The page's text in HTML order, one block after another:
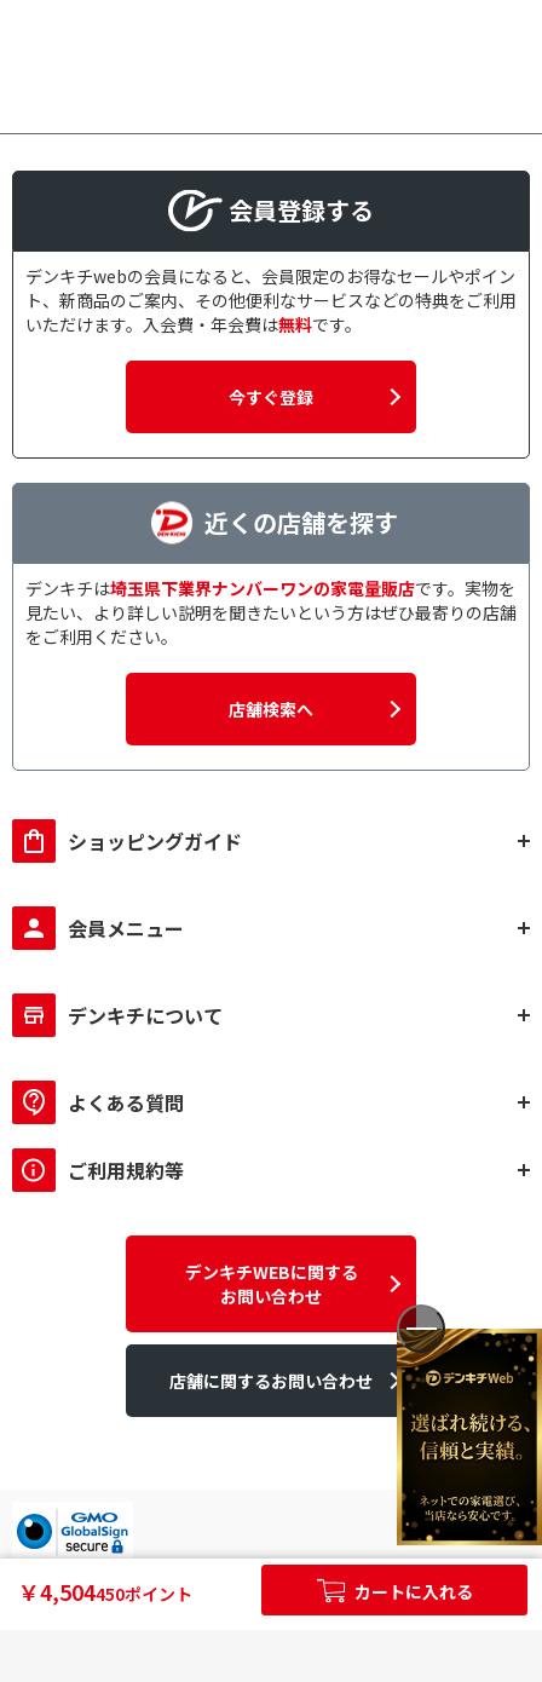
￥4,504450ポイント カートに入れる
会員登録する
デンキチwebの会員になると、会員限定のお得なセールやポイン
ト、新商品のご案内、その他便利なサービスなどの特典をご利用
いただけます。入会費・年会費は無料です。
今すぐ登録
近くの店舗を探す
デンキチは埼玉県下業界ナンバーワンの家電量販店です。実物を
見たい、より詳しい説明を聞きたいという方はぜひ最寄りの店舗
をご利用ください。
店舗検索へ
ショッピングガイド
会員メニュー
デンキチについて
よくある質問
ご利用規約等
デンキチWEBに関する
お問い合わせ
店舗に関するお問い合わせ
デンキチはGMOグローバルサイン発行のSSL電子証明書を使用して
います。
個人情報やご購入情報はSSL暗号化通信により保護されます。